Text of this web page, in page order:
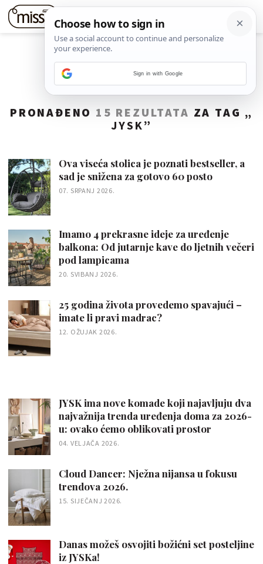
PRONAĐENO 15 REZULTATA ZA TAG „
JYSK”
Ova viseća stolica je poznati bestseller, a
sad je snižena za gotovo 60 posto
07. SRPANJ 2026.
Imamo 4 prekrasne ideje za uređenje
balkona: Od jutarnje kave do ljetnih večeri
pod lampicama
20. SVIBANJ 2026.
25 godina života provedemo spavajući –
imate li pravi madrac?
12. OŽUJAK 2026.
JYSK ima nove komade koji najavljuju dva
najvažnija trenda uređenja doma za 2026-
u: ovako ćemo oblikovati prostor
04. VELJAČA 2026.
Cloud Dancer: Nježna nijansa u fokusu
trendova 2026.
15. SIJEČANJ 2026.
Danas možeš osvojiti božićni set posteljine
iz JYSKa!
Sign in with Google